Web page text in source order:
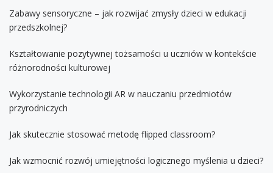
Zabawy sensoryczne – jak rozwijać zmysły dzieci w edukacji
przedszkolnej?
Kształtowanie pozytywnej tożsamości u uczniów w kontekście
różnorodności kulturowej
Wykorzystanie technologii AR w nauczaniu przedmiotów
przyrodniczych
Jak skutecznie stosować metodę flipped classroom?
Jak wzmocnić rozwój umiejętności logicznego myślenia u dzieci?